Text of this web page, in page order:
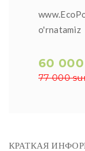
o'rnatamiz
60
77 000
КРАТКАЯ